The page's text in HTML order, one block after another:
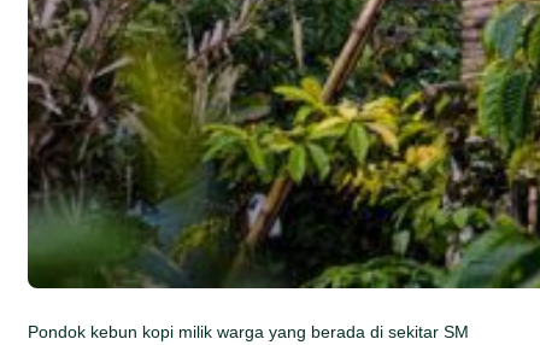
Pondok kebun kopi milik warga yang berada di sekitar SM